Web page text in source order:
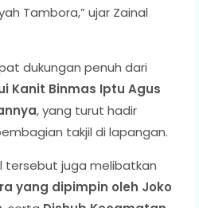
Tambora,” ujar Zainal
dukungan penuh dari
Kanit Binmas Iptu Agus
, yang turut hadir
takjil di lapangan.
tersebut juga melibatkan
yang dipimpin oleh Joko